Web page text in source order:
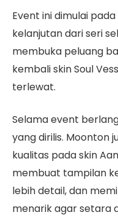
Event ini dimulai
kelanjutan dari seri
membuka peluang
kembali skin Soul
terlewat.
Selama event
yang dirilis. Moonton
kualitas pada skin
membuat tampilan
lebih detail, dan
menarik agar setara